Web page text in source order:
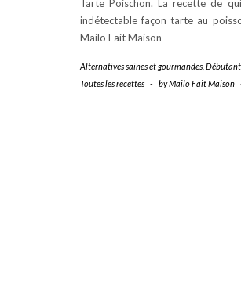
Tarte Poischon. La recette de
indétectable façon tarte au
Mailo Fait Maison
Alternatives saines et gourmandes Débutant
Toutes les recettes - byMailo Fait Maison